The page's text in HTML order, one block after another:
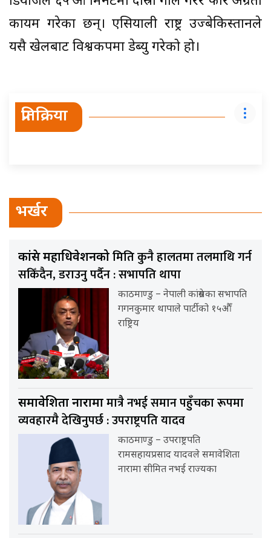
कायम गरेका छन्। एसियाली राष्ट्र उज्बेकिस्तानले
यसै खेलबाट विश्वकपमा डेब्यु गरेको हो।
प्रतिक्रिया
भर्खर
कांग्रेस महाधिवेशनकोमिति कुनै हालतमा तलमाथि गर्न
सकिँदैन, डराउनु पर्दैन : सभापति थापा
काठमाण्डु – नेपाली कांग्रेसका सभापति
गगनकुमार थापाले पार्टीको १५औँ
राष्ट्रिय
समावेशिता नारामामात्रै नभई समान पहुँचका रूपमा
व्यवहारमै देखिनुपर्छ : उपराष्ट्रपति यादव
काठमाण्डु – उपराष्ट्रपति
रामसहायप्रसाद यादवले समावेशिता
नारामा सीमित नभई राज्यका